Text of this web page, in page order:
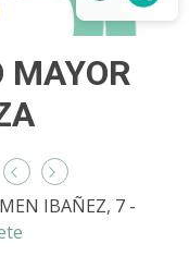
MAYOR
IBAÑEZ, 7 -